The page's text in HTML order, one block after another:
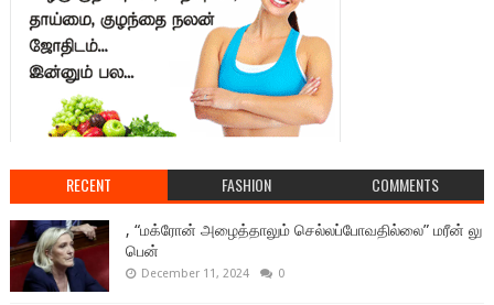
RECENT FASHION COMMENTS
, “மக்ரோன் அழைத்தாலும் செல்லப்போவதில்லை” மரீன் லு
பென்
December 11, 2024 0